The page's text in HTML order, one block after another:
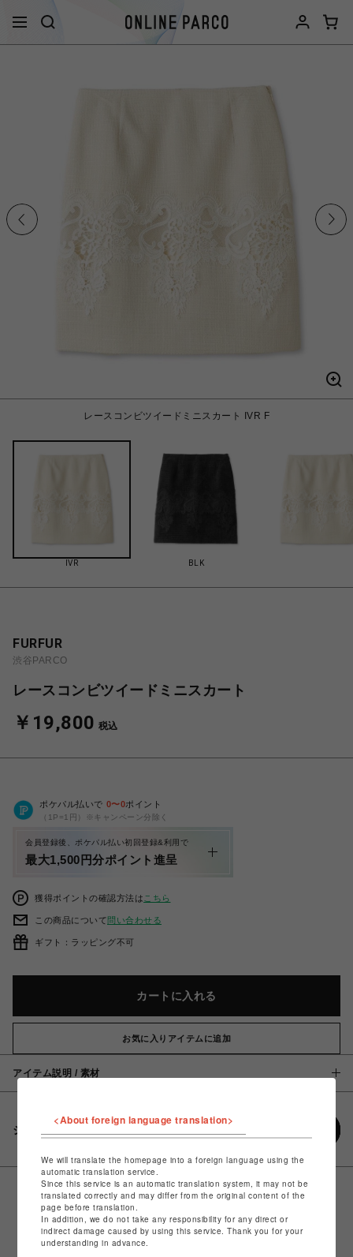
レースコンビツイードミニスカート IVR F
IVR BLK
FURFUR
渋谷PARCO
レースコンビツイードミニスカート
￥19,800 税込
ポケパル払いで 0〜0ポイント
（1P=1円）※キャンペーン分除く
会員登録後、ポケパル払い初回登録&利用で
最大1,500円分ポイント進呈
獲得ポイントの確認方法は こちら
この商品について問い合わせる
ギフト：ラッピング不可
カートに入れる
お気に入りアイテムに追加
アイテム説明 / 素材
シェアする
<About foreign language translation>
We will translate the homepage into a foreign language using the
automatic translation service.
Since this service is an automatic translation system, it may not be
translated correctly and may differ from the original content of the
page before translation.
In addition, we do not take any responsibility for any direct or
indirect damage caused by using this service. Thank you for your
understanding in advance.